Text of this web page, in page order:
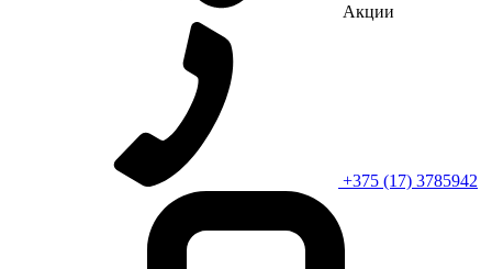
Акции
+375 (17) 3785942